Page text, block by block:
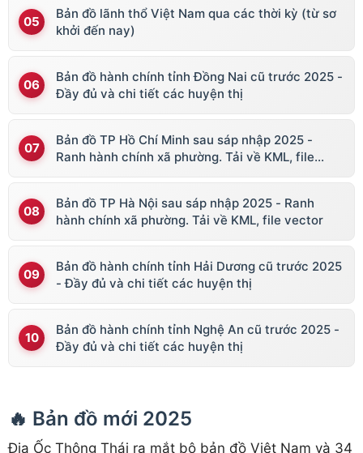
Bản đồ lãnh thổ Việt Nam qua các thời kỳ (từ sơ
khởi đến nay)
Bản đồ hành chính tỉnh Đồng Nai cũ trước 2025 -
Đầy đủ và chi tiết các huyện thị
Bản đồ TP Hồ Chí Minh sau sáp nhập 2025 -
Ranh hành chính xã phường. Tải về KML, file
Bản đồ TP Hà Nội sau sáp nhập 2025 - Ranh
hành chính xã phường. Tải về KML, file vector
Bản đồ hành chính tỉnh Hải Dương cũ trước 2025
- Đầy đủ và chi tiết các huyện thị
Bản đồ hành chính tỉnh Nghệ An cũ trước 2025 -
Đầy đủ và chi tiết các huyện thị
🔥 Bản đồ mới 2025
Địa Ốc Thông Thái ra mắt bộ bản đồ Việt Nam và 34